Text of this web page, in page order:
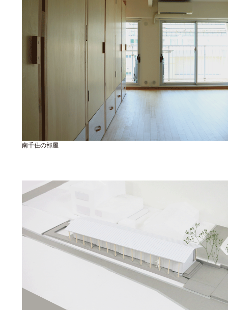
南千住の部屋